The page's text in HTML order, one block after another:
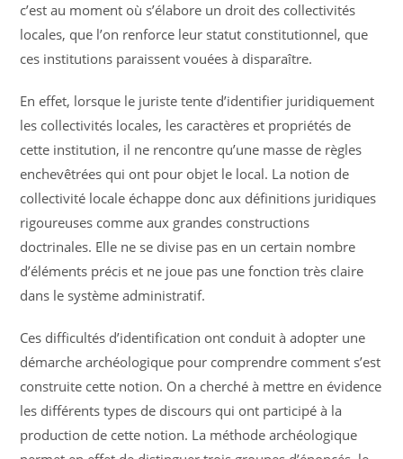
c’est au moment où s’élabore un droit des collectivités
locales, que l’on renforce leur statut constitutionnel, que
ces institutions paraissent vouées à disparaître.
En effet, lorsque le juriste tente d’identifier juridiquement
les collectivités locales, les caractères et propriétés de
cette institution, il ne rencontre qu’une masse de règles
enchevêtrées qui ont pour objet le local. La notion de
collectivité locale échappe donc aux définitions juridiques
rigoureuses comme aux grandes constructions
doctrinales. Elle ne se divise pas en un certain nombre
d’éléments précis et ne joue pas une fonction très claire
dans le système administratif.
Ces difficultés d’identification ont conduit à adopter une
démarche archéologique pour comprendre comment s’est
construite cette notion. On a cherché à mettre en évidence
les différents types de discours qui ont participé à la
production de cette notion. La méthode archéologique